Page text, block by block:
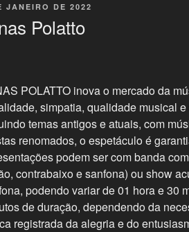
JANEIRO DE 2022
Polatto
POLATTO inova o mercado da
simpatia, qualidade musical
temas antigos e atuais, com
renomados, o espetáculo é
podem ser com banda
contrabaixo e sanfona) ou show
podendo variar de 01 hora e 30
de duração, dependendo da
registrada da alegria e do